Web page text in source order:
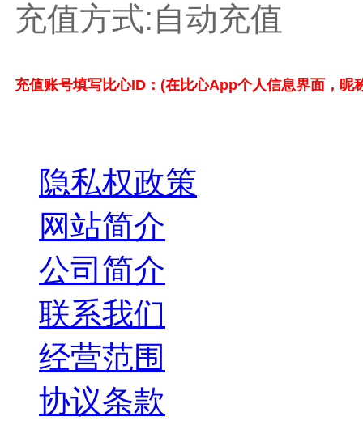
充值方式:自动充值
充值账号填写比心ID：(在比心App个人信息界面，昵
隐私权政策
网站简介
公司简介
联系我们
经营范围
协议条款